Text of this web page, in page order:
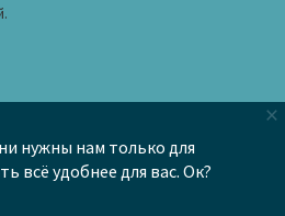
добавить магазин в каталог
сайта Карта сайта
нужны нам только для
всё удобнее для вас. Ок?
×